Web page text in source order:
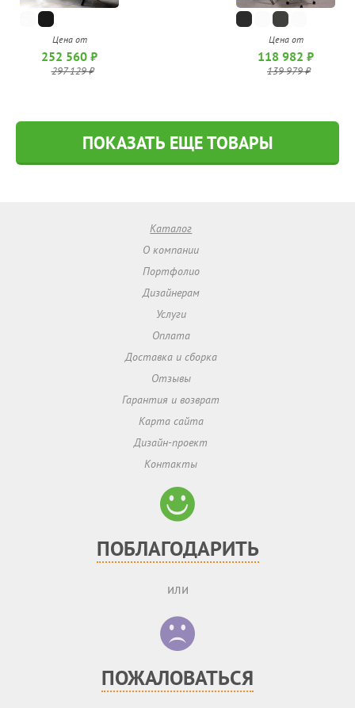
Цена от
252 560 ₽
297 129 ₽
Цена от
118 982 ₽
139 979 ₽
ПОКАЗАТЬ ЕЩЕ ТОВАРЫ
Каталог
О компании
Портфолио
Дизайнерам
Услуги
Оплата
Доставка и сборка
Отзывы
Гарантия и возврат
Карта сайта
Дизайн-проект
Контакты
ПОБЛАГОДАРИТЬ
или
ПОЖАЛОВАТЬСЯ